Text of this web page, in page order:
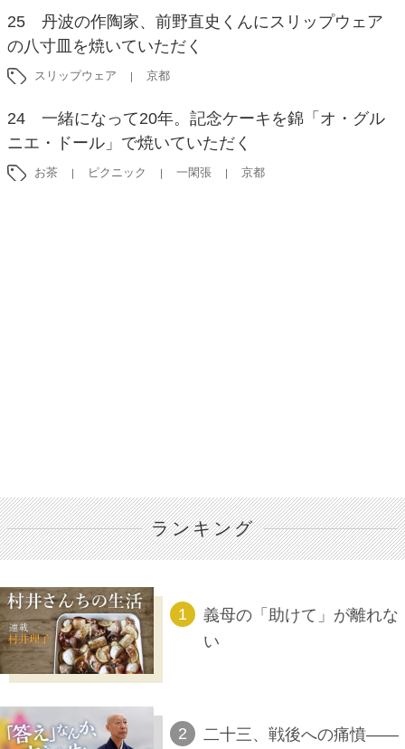
25 丹波の作陶家、前野直史くんにスリップウェア
の八寸皿を焼いていただく
スリップウェア 京都
24 一緒になって20年。記念ケーキを錦「オ・グル
ニエ・ドール」で焼いていただく
お茶 ピクニック 一閑張 京都
ランキング
義母の「助けて」が離れな
い
二十三、戦後への痛憤――